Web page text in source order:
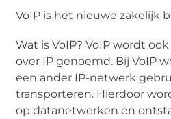
VoIP is het nieuwe zakelijk
Wat is VoIP? VoIP wordt
over IP genoemd. Bij VoIP
een ander IP-netwerk
transporteren. Hierdoor
op datanetwerken en